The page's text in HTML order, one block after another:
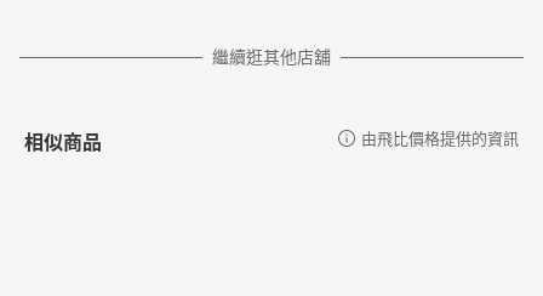
繼續逛其他店舖
相似商品 由飛比價格提供的資訊